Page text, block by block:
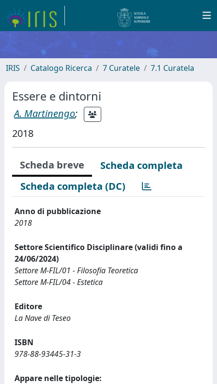
IRIS Catalogo Ricerca 7 Curatele 7.1 Curatela
Essere e dintorni
A. Martinengo;
2018
Scheda breve
Scheda completa
Scheda completa (DC)
Anno di pubblicazione
2018
Settore Scientifico Disciplinare (validi fino a
24/06/2024)
Settore M-FIL/01 - Filosofia Teoretica
Settore M-FIL/04 - Estetica
Editore
La Nave di Teseo
ISBN
978-88-93445-31-3
Appare nelle tipologie: